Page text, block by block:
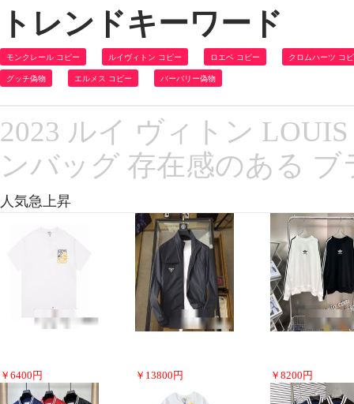
トレンドキーワード
モンクレール コピー ルイヴィトン コピー ロエベ コピー クロムハーツ コ
グッチ偽物 エルメス コピー バーバリー偽物
2023 ルイ ヴィトン
ンバッグ 存在感のある
人気急上昇
￥ 6400 円 ￥ 13800 円 ￥ 8200 円